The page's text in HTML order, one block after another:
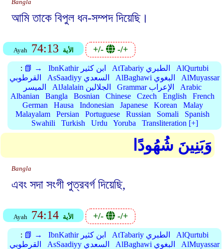
Bangla
আমি তাকে বিপুল ধন-সম্পদ দিয়েছি।
Ayah 74:13 الأية +/- -/+
: 📗 → IbnKathir ابن كثير AtTabariy الطبري
AlQurtubi
القرطوبي
AsSaadiyy السعدي AlBaghawi البغوي
AlMuyassar
الميسر
AlJalalain الجلالين Grammar الإعراب
Arabic
Albanian
Bangla Bosnian Chinese Czech English
French
German
Hausa Indonesian Japanese Korean
Malay
Malayalam
Persian Portuguese Russian Somali
Spanish
Swahili
Turkish Urdu Yoruba Transliteration [+]
وَبَنِينَ شُهُودًا
Bangla
এবং সদা সংগী পুত্রবর্গ দিয়েছি,
Ayah 74:14 الأية +/- -/+
: 📗 → IbnKathir ابن كثير AtTabariy الطبري
AlQurtubi
القرطوبي
AsSaadiyy السعدي AlBaghawi البغوي
AlMuyassar